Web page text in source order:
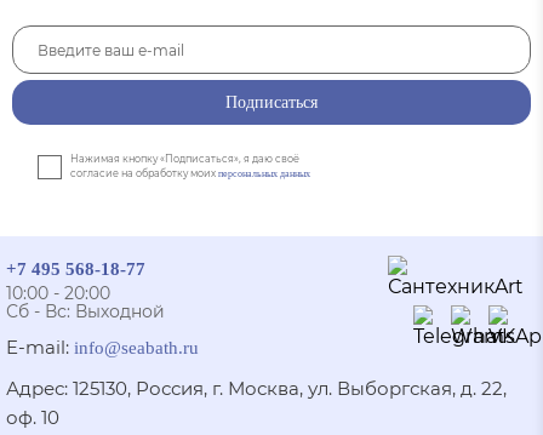
Подписаться
Нажимая кнопку «Подписаться», я даю своё
согласие на обработку моих персональных данных
+7 495 568-18-77
E-mail: info@seabath.ru
Адрес: 125130, Россия, г. Москва, ул. Выборгская, д. 22,
оф. 10
10:00 - 20:00
Сб - Вс: Выходной